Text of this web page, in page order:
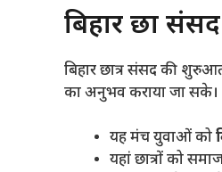
बिहार छात्र
बिहार छात्र संसद की
का अनुभव कराया जा सके।
यह मंच युवाओं को
यहां छात्रों को